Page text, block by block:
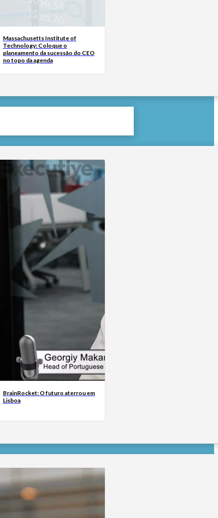
Massachusetts Institute of
Technology: Coloque o
planeamento da sucessão do CEO
no topo da agenda
BrainRocket: O futuro aterrou em
Lisboa